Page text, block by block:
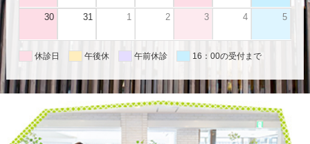
30 31 1 2 3 4 5
休診日 午後休 午前休診 16：00の受付まで